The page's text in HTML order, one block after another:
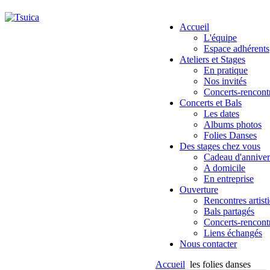
Accueil
L'équipe
Espace adhérents
Ateliers et Stages
En pratique
Nos invités
Concerts-
Concerts et Bals
Les dates
Albums photos
Folies Danses
Des stages chez vous
Cadeau
A domicile
En entreprise
Ouverture
Rencontres
Bals partagés
Concerts-
Liens échangés
Nous contacter
Accueil les folies danses